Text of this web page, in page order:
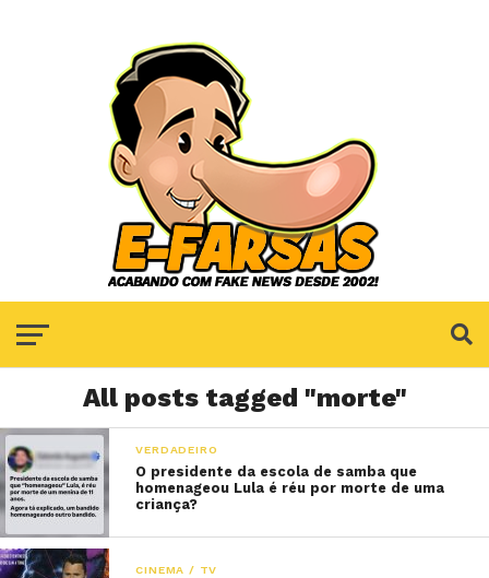
All posts tagged "morte"
VERDADEIRO
O presidente da escola de samba que
homenageou Lula é réu por morte de uma
criança?
CINEMA / TV